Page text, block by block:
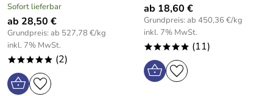
Sofort lieferbar
ab 28,50 €
Grundpreis: ab 527,78 €/kg
inkl. 7% MwSt.
***** (2)
ab 18,60 €
Grundpreis: ab 450,36 €/kg
inkl. 7% MwSt.
***** (11)